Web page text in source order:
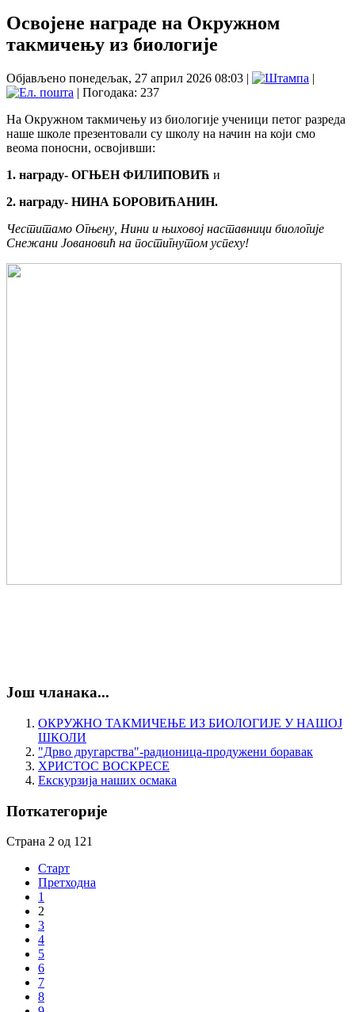
Освојене награде на Окружном
такмичењу из биологије
Објављено понедељак, 27 април 2026 08:03 |
|
| Погодака: 237
На Окружном такмичењу из биологије ученици петог разреда
наше школе презентовали су школу на начин на који смо
веома поносни, освојивши:
1. награду- ОГЊЕН ФИЛИПОВИЋ и
2. награду- НИНА БОРОВИЋАНИН.
Честитамо Огњену, Нини и њиховој наставници биологије
Снежани Јовановић на постигнутом успеху!
Још чланака...
ОКРУЖНО ТАКМИЧЕЊЕ ИЗ БИОЛОГИЈЕ У НАШОЈ
ШКОЛИ
"Дрво другарства"-радионица-продужени боравак
ХРИСТОС ВОСКРЕСЕ
Екскурзија наших осмака
Поткатегорије
Страна 2 од 121
Старт
Претходна
1
2
3
4
5
6
7
8